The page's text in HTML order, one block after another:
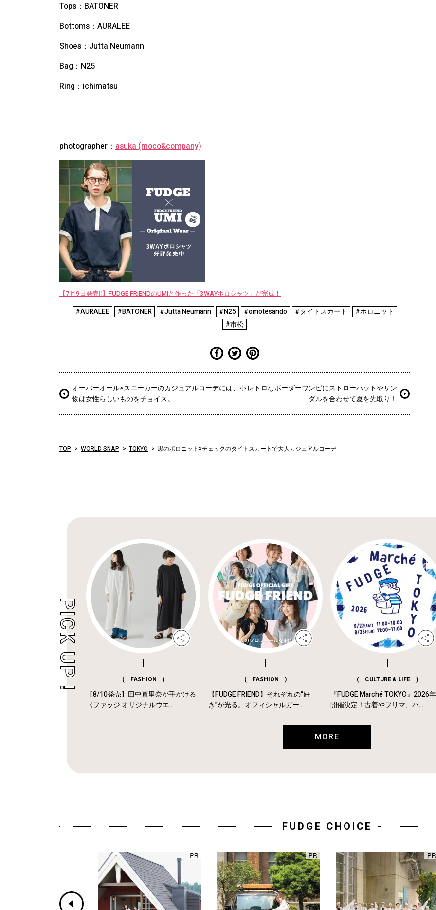
Tops：BATONER
Bottoms：AURALEE
Shoes：Jutta Neumann
Bag：N25
Ring：ichimatsu
photographer： asuka (moco&company)
【7月9日発売‼︎】FUDGE FRIENDのUMIと作った「3WAYポロシャツ」が完成！
#AURALEE #BATONER #Jutta Neumann #N25 #omotesando #タイトスカート
#ポロニット
#市松
オーバーオール×スニーカーのカジュアルコーデには、小
物は女性らしいものをチョイス。
レトロなボーダーワンピにストローハットやサン
ダルを合わせて夏を先取り！
TOP WORLD SNAP TOKYO 黒のポロニット×チェックのタイトスカートで大人カジュアルコーデ
( FASHION )
【8/10発売】田中真里奈が手がける
《ファッジ オリジナルウエ...
( FASHION )
【FUDGE FRIEND】それぞれの“好
き”が光る。オフィシャルガー...
( CULTURE & LIFE )
『FUDGE Marché TOKYO』2026
開催決定！古着やフリマ、ハ...
MORE
FUDGE CHOICE